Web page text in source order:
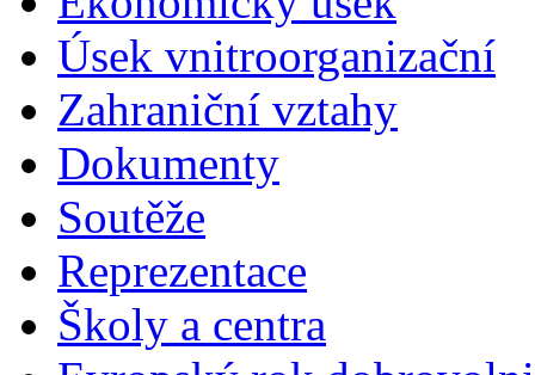
Úsek vnitroorganizační
Zahraniční vztahy
Dokumenty
Soutěže
Reprezentace
Školy a centra